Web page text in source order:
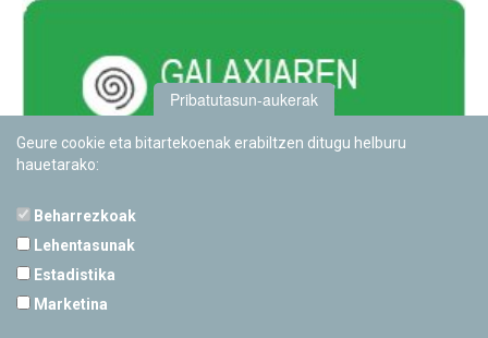
Pribatutasun-aukerak
Geure cookie eta bitartekoenak erabiltzen ditugu helburu
hauetarako:
Beharrezkoak
Lehentasunak
Estadistika
Marketina